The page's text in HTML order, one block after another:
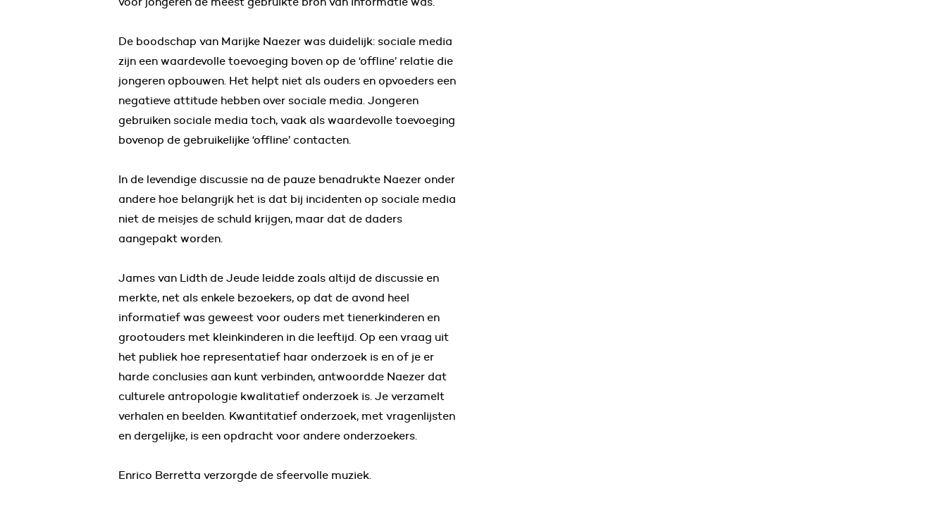
De boodschap van Marijke Naezer was duidelijk: sociale media
zijn een waardevolle toevoeging boven op de ‘offline’ relatie die
jongeren opbouwen. Het helpt niet als ouders en opvoeders een
negatieve attitude hebben over sociale media. Jongeren
gebruiken sociale media toch, vaak als waardevolle toevoeging
bovenop de gebruikelijke ‘offline’ contacten.
In de levendige discussie na de pauze benadrukte Naezer onder
andere hoe belangrijk het is dat bij incidenten op sociale media
niet de meisjes de schuld krijgen, maar dat de daders
aangepakt worden.
James van Lidth de Jeude leidde zoals altijd de discussie en
merkte, net als enkele bezoekers, op dat de avond heel
informatief was geweest voor ouders met tienerkinderen en
grootouders met kleinkinderen in die leeftijd. Op een vraag uit
het publiek hoe representatief haar onderzoek is en of je er
harde conclusies aan kunt verbinden, antwoordde Naezer dat
culturele antropologie kwalitatief onderzoek is. Je verzamelt
verhalen en beelden. Kwantitatief onderzoek, met vragenlijsten
en dergelijke, is een opdracht voor andere onderzoekers.
Enrico Berretta verzorgde de sfeervolle muziek.